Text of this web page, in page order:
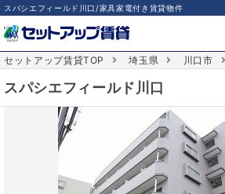
スパシエフィールド川口/家具家電付き賃貸物件
セットアップ賃貸TOP 埼玉県 川口市
スパシエフィールド川口